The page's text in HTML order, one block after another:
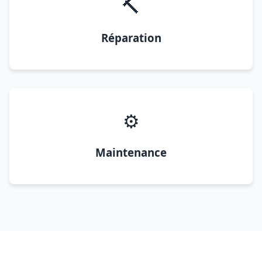
🔨
Réparation
⚙️
Maintenance